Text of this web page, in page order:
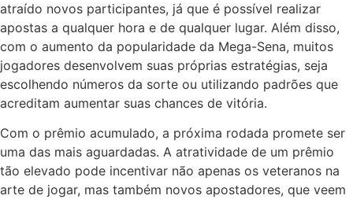
atraído novos participantes, já que é possível realizar
apostas a qualquer hora e de qualquer lugar. Além disso,
com o aumento da popularidade da Mega-Sena, muitos
jogadores desenvolvem suas próprias estratégias, seja
escolhendo números da sorte ou utilizando padrões que
acreditam aumentar suas chances de vitória.
Com o prêmio acumulado, a próxima rodada promete ser
uma das mais aguardadas. A atratividade de um prêmio
tão elevado pode incentivar não apenas os veteranos na
arte de jogar, mas também novos apostadores, que veem